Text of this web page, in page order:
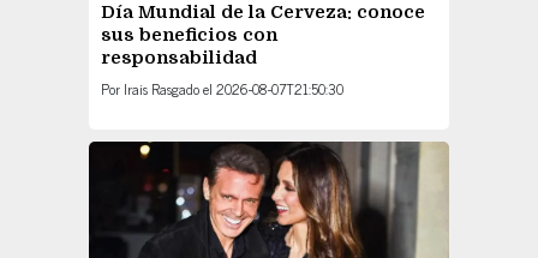
Día Mundial de la Cerveza: conoce
sus beneficios con
responsabilidad
Por Irais Rasgadoel 2026-08-07T21:50:30